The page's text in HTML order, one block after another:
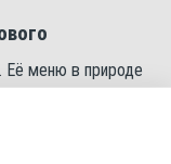
Её меню в природе
В домашних
сухие корма.